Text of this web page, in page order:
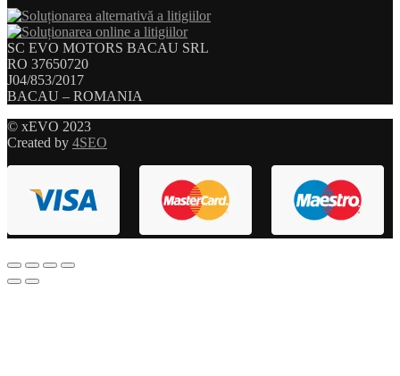
SC EVO MOTORS BACAU SRL
RO 37650720
J04/853/2017
BACAU – ROMANIA
© xEVO 2023
Created by 4SEO